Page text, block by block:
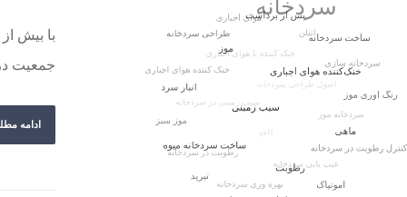
با بیش
جمعیت
ادامه